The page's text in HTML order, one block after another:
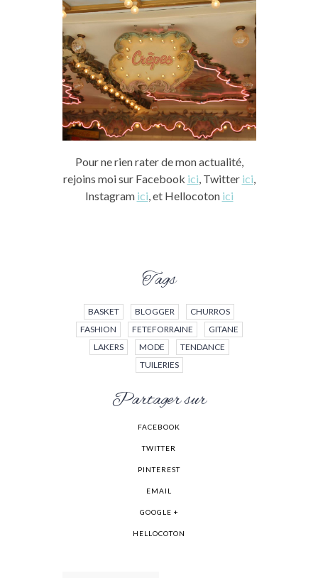
Pour ne rien rater de mon actualité,
rejoins moi sur Facebook ici, Twitter ici,
Instagram ici, et Hellocoton ici
Tags
BASKET BLOGGER
CHURROS
FASHION
FETEFORRAINE
GITANE
LAKERS
MODE
TENDANCE
TUILERIES
Partager sur
FACEBOOK
TWITTER
PINTEREST
EMAIL
GOOGLE +
HELLOCOTON